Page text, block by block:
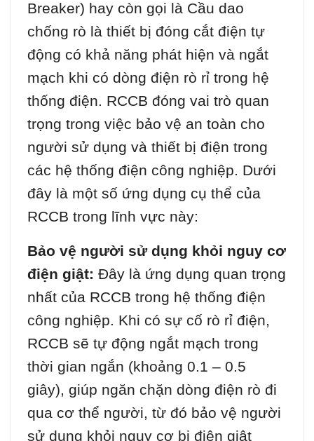
Breaker) hay còn gọi là Cầu dao
chống rò là thiết bị đóng cắt điện tự
động có khả năng phát hiện và ngắt
mạch khi có dòng điện rò rỉ trong hệ
thống điện. RCCB đóng vai trò quan
trọng trong việc bảo vệ an toàn cho
người sử dụng và thiết bị điện trong
các hệ thống điện công nghiệp. Dưới
đây là một số ứng dụng cụ thể của
RCCB trong lĩnh vực này:
Bảo vệ người sử dụng khỏi nguy cơ
điện giật: Đây là ứng dụng quan trọng
nhất của RCCB trong hệ thống điện
công nghiệp. Khi có sự cố rò rỉ điện,
RCCB sẽ tự động ngắt mạch trong
thời gian ngắn (khoảng 0.1 – 0.5
giây), giúp ngăn chặn dòng điện rò đi
qua cơ thể người, từ đó bảo vệ người
sử dụng khỏi nguy cơ bị điện giật